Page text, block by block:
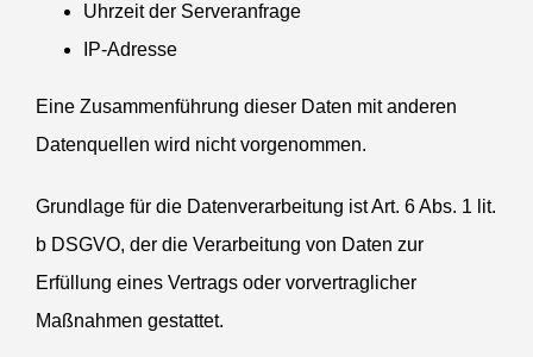
Uhrzeit der Serveranfrage
IP-Adresse
Eine Zusam­men­führung dieser Daten mit anderen
Daten­quellen wird nicht vorgenommen.
Grundlage für die Daten­ver­ar­beitung ist Art. 6 Abs. 1 lit.
b DSGVO, der die Verar­beitung von Daten zur
Erfüllung eines Vertrags oder vorver­trag­licher
Maßnahmen gestattet.